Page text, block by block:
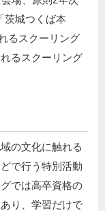
茨城つくば本
るスクーリング
るスクーリング
の文化に触れる
で行う特別活動
では高卒資格の
り、学習だけで